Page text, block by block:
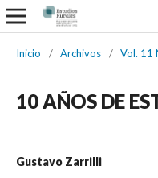
Inicio / Archivos / Vol. 11
10 AÑOS DE
Gustavo Zarrilli